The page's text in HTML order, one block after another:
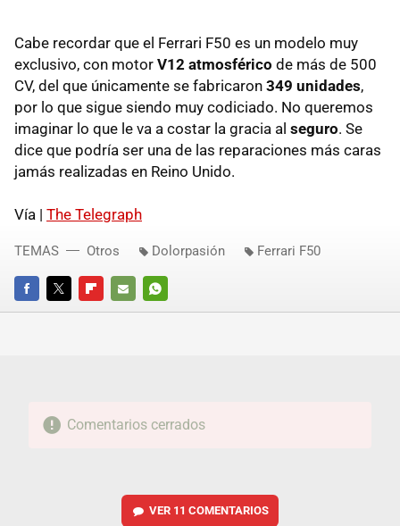
Cabe recordar que el Ferrari F50 es un modelo muy
exclusivo, con motor V12 atmosférico de más de 500
CV, del que únicamente se fabricaron 349 unidades,
por lo que sigue siendo muy codiciado. No queremos
imaginar lo que le va a costar la gracia al seguro. Se
dice que podría ser una de las reparaciones más caras
jamás realizadas en Reino Unido.
Vía | The Telegraph
FACEBOOKTWITTERFLIPBOARD
E-
WHATSAPP
TEMAS Otros Dolorpasión Ferrari F50
Comentarios cerrados
VER 11 COMENTARIOS